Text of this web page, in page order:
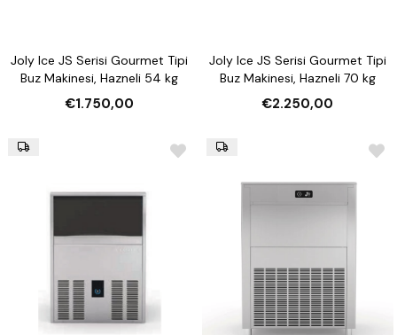
Joly Ice JS Serisi Gourmet Tipi
Buz Makinesi, Hazneli 54 kg
€1.750,00
Joly Ice JS Serisi Gourmet Tipi
Buz Makinesi, Hazneli 70 kg
€2.250,00